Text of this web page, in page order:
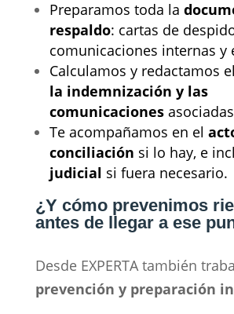
Preparamos toda la
respaldo: cartas de
comunicaciones internas y
Calculamos y redactamos el
la indemnización y las
comunicaciones
Te acompañamos en el
conciliación si lo hay, e
judicial si fuera necesario.
¿Y cómo prevenimos
antes de llegar a ese
Desde EXPERTA también
prevención y preparación